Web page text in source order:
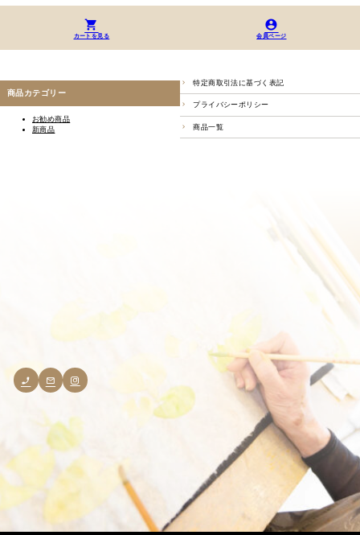
カートを見る 会員ページ
商品カテゴリー
お勧め商品
新商品
特定商取引法に基づく表記
プライバシーポリシー
商品一覧